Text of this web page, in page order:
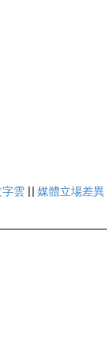
字雲 || 媒體立場差異